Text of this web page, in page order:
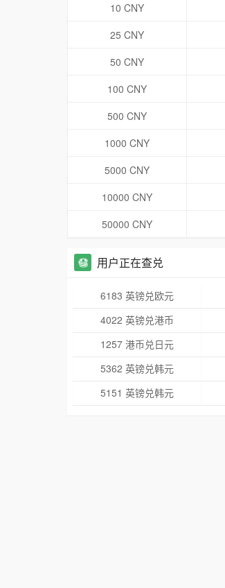
10 CNY
25 CNY
50 CNY
100 CNY
500 CNY
1000 CNY
5000 CNY
10000 CNY
50000 CNY
用户正在查兑
6183 英镑兑欧元
4022 英镑兑港币
1257 港币兑日元
5362 英镑兑韩元
5151 英镑兑韩元